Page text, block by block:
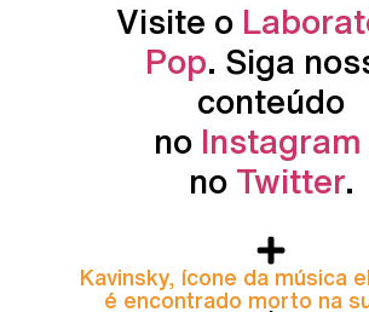
Visite o
Pop. Siga
conteúdo
no Instagram
no Twitter.
Kavinsky, ícone da música
é encontrado morto na